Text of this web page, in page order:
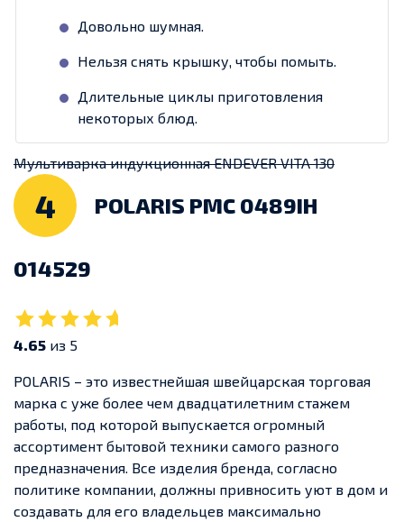
Довольно шумная.
Нельзя снять крышку, чтобы помыть.
Длительные циклы приготовления
некоторых блюд.
Мультиварка индукционная ENDEVER VITA 130
4 POLARIS PMC 0489IH
014529
4.65 из 5
POLARIS – это известнейшая швейцарская торговая
марка с уже более чем двадцатилетним стажем
работы, под которой выпускается огромный
ассортимент бытовой техники самого разного
предназначения. Все изделия бренда, согласно
политике компании, должны привносить уют в дом и
создавать для его владельцев максимально